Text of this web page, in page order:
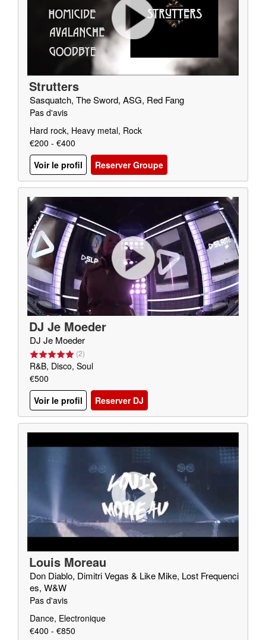
Strutters
Sasquatch, The Sword, ASG, Red Fang
Pas d'avis
Hard rock, Heavy metal, Rock
€200 - €400
Voir le profil
Reserver Groupe
DJ Je Moeder
DJ Je Moeder
(2)
R&B, Disco, Soul
€500
Voir le profil
Reserver DJ
Louis Moreau
Don Diablo, Dimitri Vegas & Like Mike, Lost Frequenci
es, W&W
Pas d'avis
Dance, Electronique
€400 - €850